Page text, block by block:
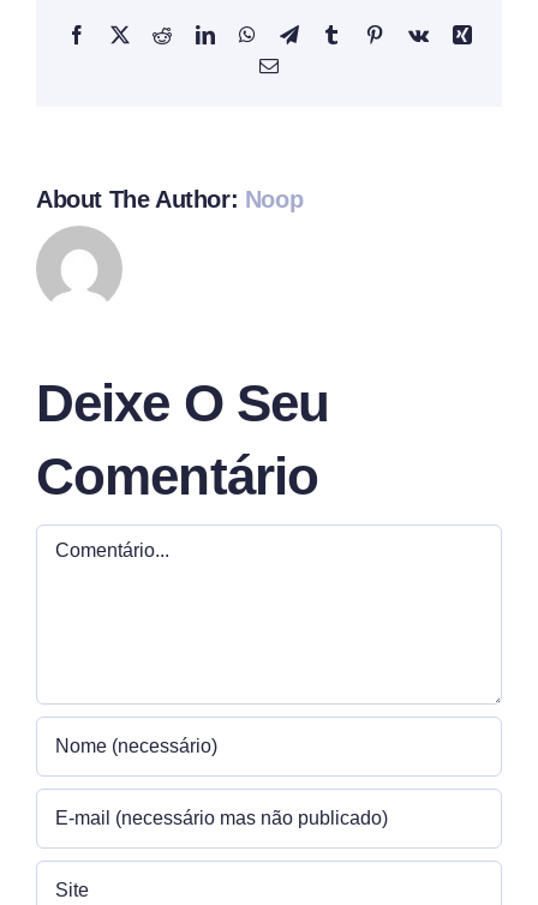
Facebook
X RedditLinkedInWhatsApp
TelegramTumblrPinterestVk
Xing
Email
About The Author: Noop
Deixe O Seu
Comentário
Comment